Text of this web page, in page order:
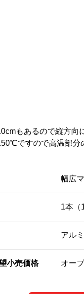
もあるので縦方向
ですので高温部分
幅広
1本（
アル
小売価格 オー